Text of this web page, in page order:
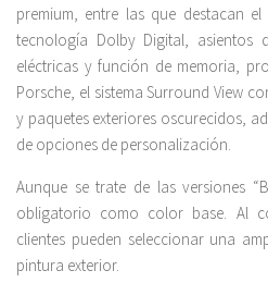
premium, entre las que destacan
tecnología Dolby Digital, asientos
eléctricas y función de memoria,
Porsche, el sistema Surround View
y paquetes exteriores oscurecidos,
de opciones de personalización.
Aunque se trate de las versiones
obligatorio como color base. Al
clientes pueden seleccionar una
pintura exterior.